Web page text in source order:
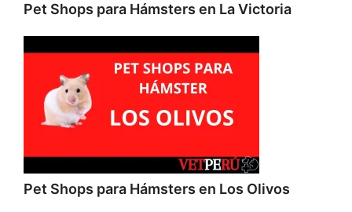
Pet Shops para Hámsters en La Victoria
Pet Shops para Hámsters en Los Olivos